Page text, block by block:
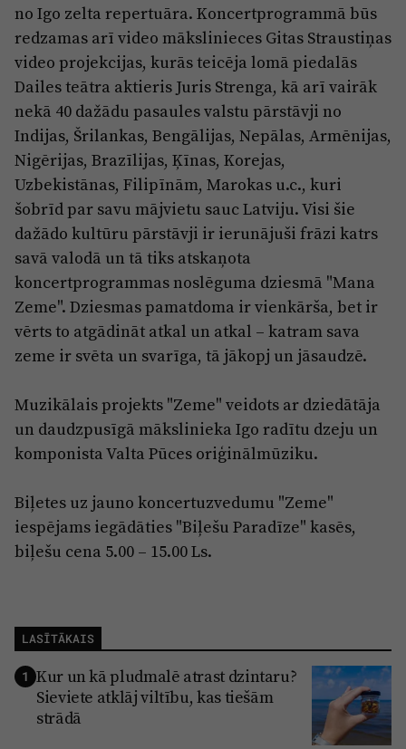
no Igo zelta repertuāra. Koncertprogrammā būs
redzamas arī video mākslinieces Gitas Straustiņas
video projekcijas, kurās teicēja lomā piedalās
Dailes teātra aktieris Juris Strenga, kā arī vairāk
nekā 40 dažādu pasaules valstu pārstāvji no
Indijas, Šrilankas, Bengālijas, Nepālas, Armēnijas,
Nigērijas, Brazīlijas, Ķīnas, Korejas,
Uzbekistānas, Filipīnām, Marokas u.c., kuri
šobrīd par savu mājvietu sauc Latviju. Visi šie
dažādo kultūru pārstāvji ir ierunājuši frāzi katrs
savā valodā un tā tiks atskaņota
koncertprogrammas noslēguma dziesmā "Mana
Zeme". Dziesmas pamatdoma ir vienkārša, bet ir
vērts to atgādināt atkal un atkal – katram sava
zeme ir svēta un svarīga, tā jākopj un jāsaudzē.
Muzikālais projekts "Zeme" veidots ar dziedātāja
un daudzpusīgā mākslinieka Igo radītu dzeju un
komponista Valta Pūces oriģinālmūziku.
Biļetes uz jauno koncertuzvedumu "Zeme"
iespējams iegādāties "Biļešu Paradīze" kasēs,
biļešu cena 5.00 – 15.00 Ls.
LASĪTĀKAIS
1 Kur un kā pludmalē atrast dzintaru?
Sieviete atklāj viltību, kas tiešām
strādā